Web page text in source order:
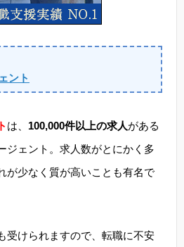
ント
は、 100,000件以上の求人がある
ジェント。求人数がとにかく多
が少なく質が高いことも有名で
受けられますので、転職に不安